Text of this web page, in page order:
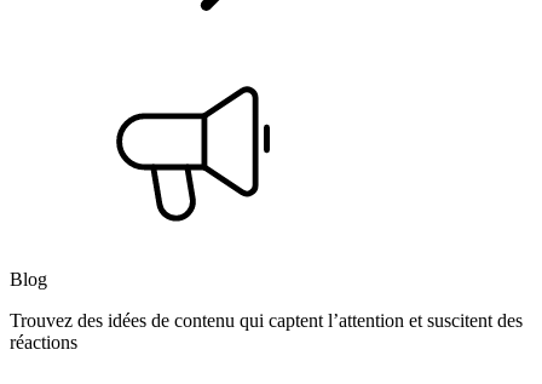
Blog
Trouvez des idées de contenu qui captent l’attention et suscitent des
réactions